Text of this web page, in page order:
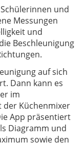
und
Messungen
und
Beschleunigung
auf sich
Dann kann es
im
der Küchenmixer
App präsentiert
Diagramm und
sowie den